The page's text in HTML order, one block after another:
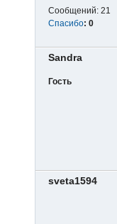
Сообщений: 21
Спасибо: 0
Sandra
Гость
sveta1594